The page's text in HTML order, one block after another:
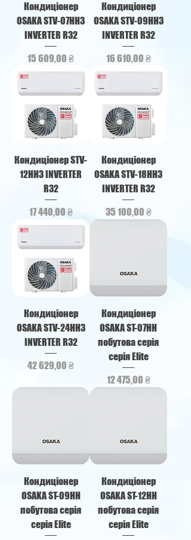
Кондиціонер
OSAKA STV-07HH3
INVERTER R32
Ціна
15 609,00 ₴
Кондиціонер
OSAKA STV-09HH3
INVERTER R32
Ціна
16 610,00 ₴
Кондиціонер STV-
12HH3 INVERTER
R32
Ціна
17 440,00 ₴
Кондиціонер
OSAKA STV-18HH3
INVERTER R32
Ціна
35 100,00 ₴
Кондиціонер
OSAKA STV-24HH3
INVERTER R32
Ціна
42 629,00 ₴
Кондиціонер
OSAKA ST-07HH
побутова серія
серія Elite
Ціна
12 475,00 ₴
Кондиціонер
OSAKA ST-09HH
побутова серія
серія Elite
Кондиціонер
OSAKA ST-12HH
побутова серія
серія Elite